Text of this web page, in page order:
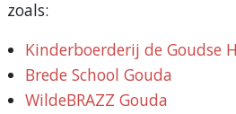
zoals:
Kinderboerderij de Goudse
Brede School Gouda
WildeBRAZZ Gouda